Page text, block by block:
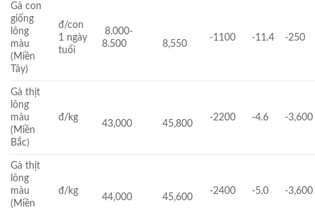
Gà con
giống
lông
màu
(Miền
Tây)
đ/con
1 ngày
tuổi
8.000-
8.500
8,550
-1100 -11.4 -250
Gà thịt
lông
màu
(Miền
Bắc)
đ/kg
43,000 45,800
-2200 -4.6 -3,600
Gà thịt
lông
màu
(Miền
đ/kg
44,000 45,600
-2400 -5.0 -3,600